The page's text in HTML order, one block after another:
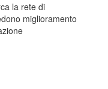
la rete di
miglioramento